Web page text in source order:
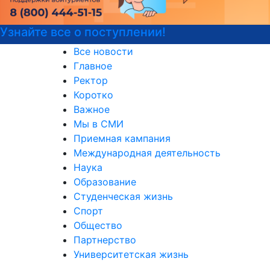
Подготовка к вступительным
Все новости
Главное
Ректор
Коротко
Важное
Мы в СМИ
Приемная кампания
Международная деятельность
Наука
Образование
Студенческая жизнь
Спорт
Общество
Партнерство
Университетская жизнь